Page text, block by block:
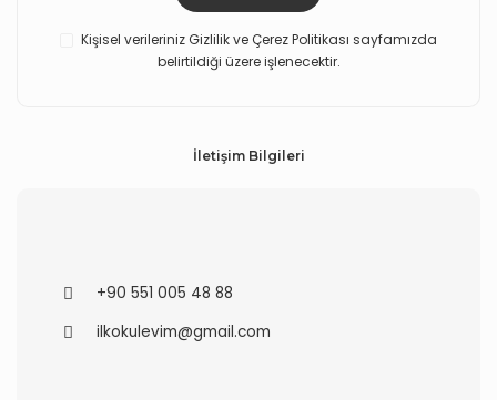
Kişisel verileriniz Gizlilik ve Çerez Politikası sayfamızda
belirtildiği üzere işlenecektir.
İletişim Bilgileri
+90 551 005 48 88
ilkokulevim@gmail.com